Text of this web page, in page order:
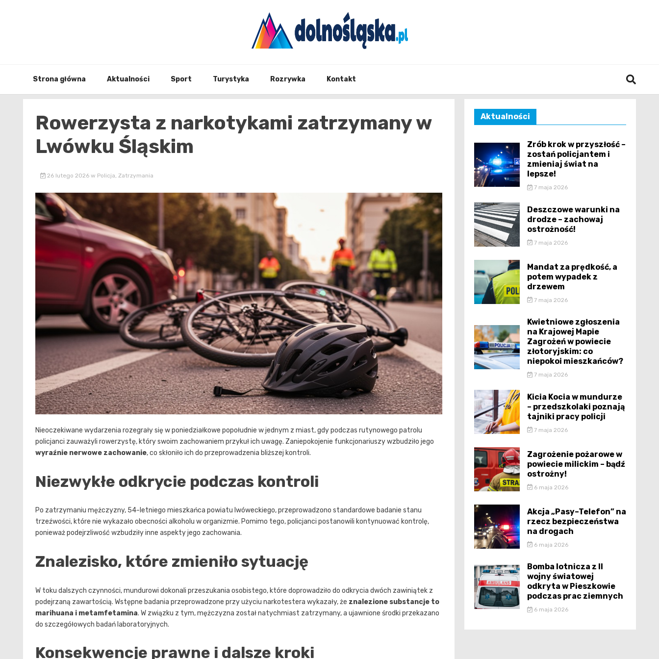
Strona główna Aktualności Sport Turystyka Rozrywka Kontakt
Rowerzysta z narkotykami zatrzymany w
Lwówku Śląskim
26 lutego 2026 w Policja, Zatrzymania
Nieoczekiwane wydarzenia rozegrały się w poniedziałkowe popołudnie w jednym z miast, gdy podczas rutynowego patrolu
policjanci zauważyli rowerzystę, który swoim zachowaniem przykuł ich uwagę. Zaniepokojenie funkcjonariuszy wzbudziło jego
wyraźnie nerwowe zachowanie, co skłoniło ich do przeprowadzenia bliższej kontroli.
Niezwykłe odkrycie podczas kontroli
Po zatrzymaniu mężczyzny, 54-letniego mieszkańca powiatu lwóweckiego, przeprowadzono standardowe badanie stanu
trzeźwości, które nie wykazało obecności alkoholu w organizmie. Pomimo tego, policjanci postanowili kontynuować kontrolę,
ponieważ podejrzliwość wzbudziły inne aspekty jego zachowania.
Znalezisko, które zmieniło sytuację
W toku dalszych czynności, mundurowi dokonali przeszukania osobistego, które doprowadziło do odkrycia dwóch zawiniątek z
podejrzaną zawartością. Wstępne badania przeprowadzone przy użyciu narkotestera wykazały, że znalezione substancje to
marihuana i metamfetamina. W związku z tym, mężczyzna został natychmiast zatrzymany, a ujawnione środki przekazano
do szczegółowych badań laboratoryjnych.
Konsekwencje prawne i dalsze kroki
Aktualności
Zrób krok w przyszłość –
zostań policjantem i
zmieniaj świat na
lepsze!
7 maja 2026
Deszczowe warunki na
drodze – zachowaj
ostrożność!
7 maja 2026
Mandat za prędkość, a
potem wypadek z
drzewem
7 maja 2026
Kwietniowe zgłoszenia
na Krajowej Mapie
Zagrożeń w powiecie
złotoryjskim: co
niepokoi mieszkańców?
7 maja 2026
Kicia Kocia w mundurze
– przedszkolaki poznają
tajniki pracy policji
7 maja 2026
Zagrożenie pożarowe w
powiecie milickim – bądź
ostrożny!
6 maja 2026
Akcja „Pasy–Telefon” na
rzecz bezpieczeństwa
na drogach
6 maja 2026
Bomba lotnicza z II
wojny światowej
odkryta w Pieszkowie
podczas prac ziemnych
6 maja 2026